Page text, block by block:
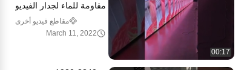
00:17
مقاومة للماء لجدار الفيديو
5500cd/m2
مقاطع فيديو أخرى
March 11, 2022